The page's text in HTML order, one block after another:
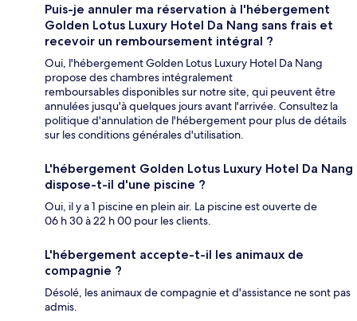
Puis-je annuler ma réservation à l'hébergement
Golden Lotus Luxury Hotel Da Nang sans frais et
recevoir un remboursement intégral ?
Oui, l'hébergement Golden Lotus Luxury Hotel Da Nang
propose des chambres intégralement
remboursables disponibles sur notre site, qui peuvent être
annulées jusqu'à quelques jours avant l'arrivée. Consultez la
politique d'annulation de l'hébergement pour plus de détails
sur les conditions générales d'utilisation.
L'hébergement Golden Lotus Luxury Hotel Da Nang
dispose-t-il d'une piscine ?
Oui, il y a 1 piscine en plein air. La piscine est ouverte de
06 h 30 à 22 h 00 pour les clients.
L'hébergement accepte-t-il les animaux de
compagnie ?
Désolé, les animaux de compagnie et d'assistance ne sont pas
admis.